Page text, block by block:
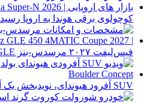
کوچولوی برقی هوندا به اروپا رسید
فیس‌لیفت ۲۰۲۷ مرسدس-بنز GLE کوپه معرفی شد
SUV آفرود هیوندای، نویدبخش یک آینده مهیج!